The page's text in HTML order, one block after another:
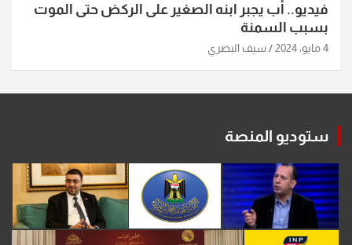
فيديو.. أب يجبر ابنه الصغير على الركض حتى الموت
بسبب السمنة
4 مايو، 2024 سيف البصري
ستوديو المنصة